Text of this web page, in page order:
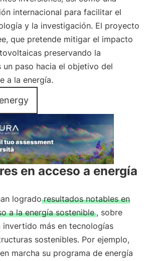
internacional para facilitar el
y la investigación. El proyecto
que pretende mitigar el impacto
preservando la
un paso hacia el objetivo del
a la energía.
en acceso a energía
logrado resultados notables en
a la energía sostenible , sobre
más en tecnologías
sostenibles. Por ejemplo,
marcha su programa de energía